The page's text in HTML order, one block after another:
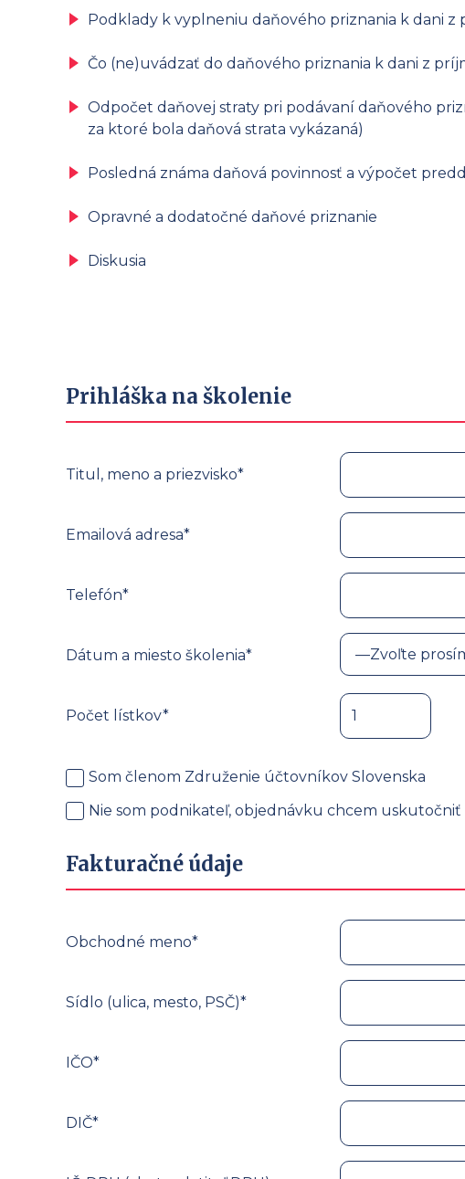
Podklady k vyplneniu daňového priznania k dani z
Čo (ne)uvádzať do daňového priznania k dani z
Odpočet daňovej straty pri podávaní daňového
za ktoré bola daňová strata vykázaná)
Posledná známa daňová povinnosť a výpočet
Opravné a dodatočné daňové priznanie
Diskusia
Prihláška na školenie
Titul, meno a priezvisko*
Emailová adresa*
Telefón*
Dátum a miesto školenia*
Počet lístkov*
Som členom Združenie účtovníkov Slovenska
Nie som podnikateľ, objednávku chcem
Fakturačné údaje
Obchodné meno*
Sídlo (ulica, mesto, PSČ)*
IČO*
DIČ*